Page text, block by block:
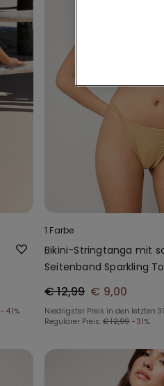
-41%
1 Farbe
Bikini-Stringtanga mit
Seitenband Sparkling
€ 12,99 € 9,00
Niedrigster Preis in den letzten
Regulärer Preis: € 12,99 -31%